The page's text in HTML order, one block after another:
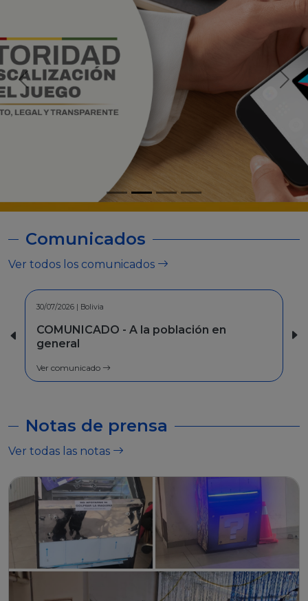
Comunicados
Ver todos los comunicados
30/06/2026 | Bolivia
INFORMACION - Facilidades de pago
Ver comunicado
Notas de prensa
Ver todas las notas